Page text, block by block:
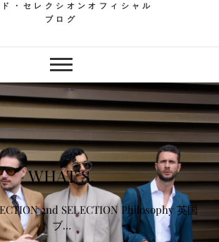
・セレクシオンオフィシャル
ブログ
WHAT’S.
2nd SELECTION Philosophy 英国
ブ…